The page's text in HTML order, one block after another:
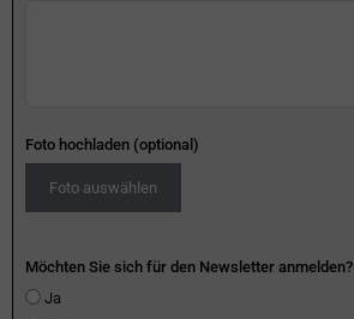
Foto hochladen (optional)
Foto auswählen
Möchten Sie sich für den Newsletter anmelden?
Ja